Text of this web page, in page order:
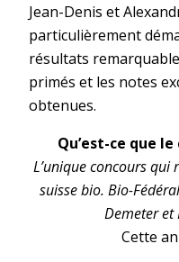
Jean-Denis et
particulièrement
résultats
primés et les notes
obtenues.
Qu’est-ce que
L’unique concours
suisse bio. Bio-
Demeter et
Cette